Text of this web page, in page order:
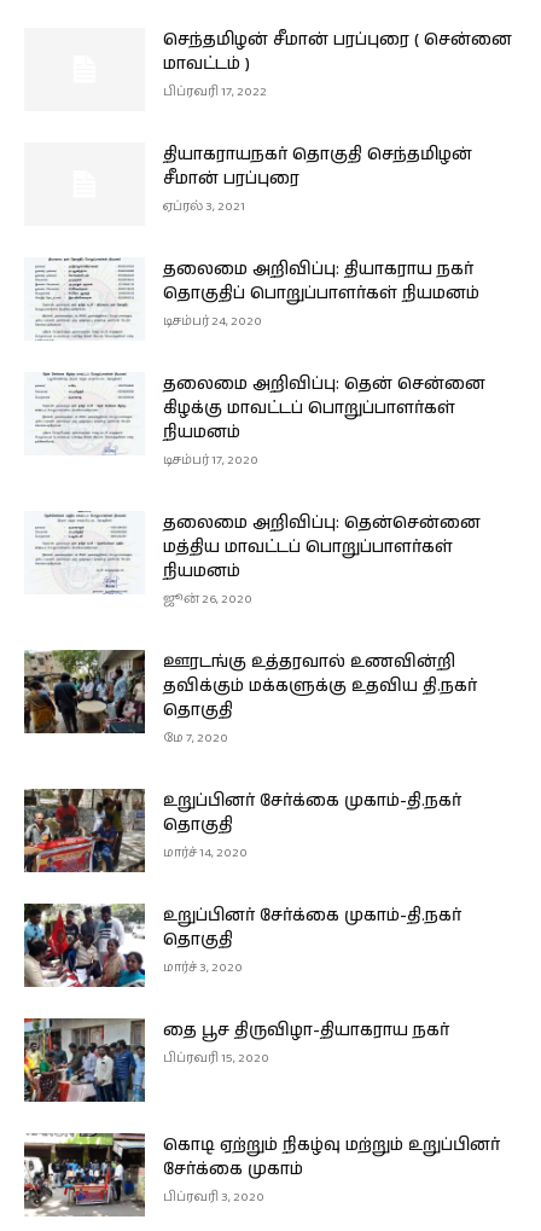
செந்தமிழன் சீமான் பரப்புரை ( சென்னை
மாவட்டம் )
பிப்ரவரி 17, 2022
தியாகராயநகர் தொகுதி செந்தமிழன்
சீமான் பரப்புரை
ஏப்ரல் 3, 2021
தலைமை அறிவிப்பு: தியாகராய நகர்
தொகுதிப் பொறுப்பாளர்கள் நியமனம்
டிசம்பர் 24, 2020
தலைமை அறிவிப்பு: தென் சென்னை
கிழக்கு மாவட்டப் பொறுப்பாளர்கள்
நியமனம்
டிசம்பர் 17, 2020
தலைமை அறிவிப்பு: தென்சென்னை
மத்திய மாவட்டப் பொறுப்பாளர்கள்
நியமனம்
ஜூன் 26, 2020
ஊரடங்கு உத்தரவால் உணவின்றி
தவிக்கும் மக்களுக்கு உதவிய தி.நகர்
தொகுதி
மே 7, 2020
உறுப்பினர் சேர்க்கை முகாம்-தி.நகர்
தொகுதி
மார்ச் 14, 2020
உறுப்பினர் சேர்க்கை முகாம்-தி.நகர்
தொகுதி
மார்ச் 3, 2020
தை பூச திருவிழா-தியாகராய நகர்
பிப்ரவரி 15, 2020
கொடி ஏற்றும் நிகழ்வு மற்றும் உறுப்பினர்
சேர்க்கை முகாம்
பிப்ரவரி 3, 2020